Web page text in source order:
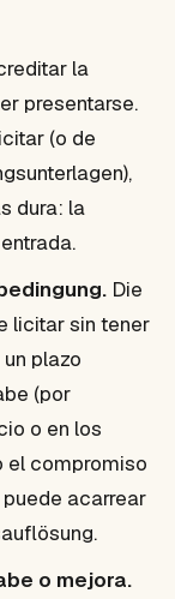
la
presentarse.
(o de
dura: la
Die
licitar sin tener
plazo
(por
o en los
el compromiso
acarrear
o mejora.